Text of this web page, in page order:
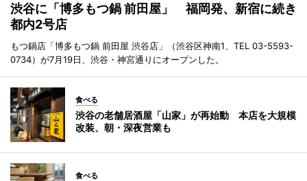
渋谷に「博多もつ鍋 前田屋」 福岡発、新宿に続き
都内2号店
もつ鍋店「博多もつ鍋 前田屋 渋谷店」（渋谷区神南1、TEL 03-5593-
0734）が7月19日、渋谷・神宮通りにオープンした。
食べる
渋谷の老舗居酒屋「山家」が再始動 本店を大規模
改装、朝・深夜営業も
食べる